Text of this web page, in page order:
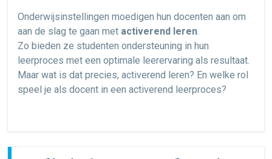
Onderwijsinstellingen moedigen hun docenten aan om
aan de slag te gaan met activerend leren.
Zo bieden ze studenten ondersteuning in hun
leerproces met een optimale leerervaring als resultaat.
Maar wat is dat precies, activerend leren? En welke rol
speel je als docent in een activerend leerproces?